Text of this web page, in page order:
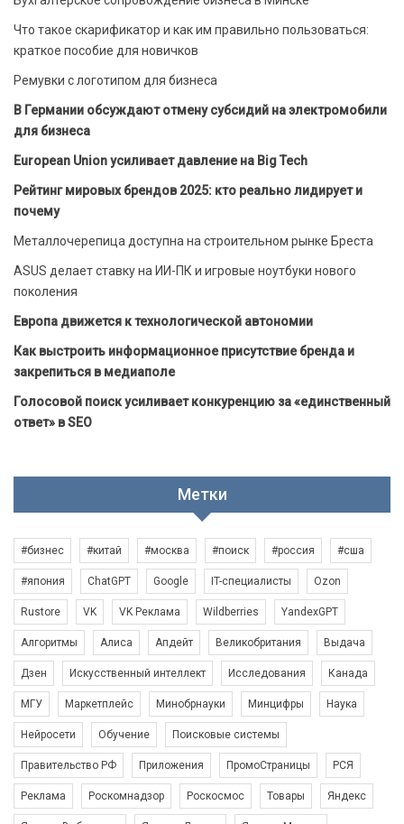
Что такое скарификатор и как им правильно пользоваться:
краткое пособие для новичков
Ремувки с логотипом для бизнеса
В Германии обсуждают отмену субсидий на электромобили
для бизнеса
European Union усиливает давление на Big Tech
Рейтинг мировых брендов 2025: кто реально лидирует и
почему
Металлочерепица доступна на строительном рынке Бреста
ASUS делает ставку на ИИ-ПК и игровые ноутбуки нового
поколения
Европа движется к технологической автономии
Как выстроить информационное присутствие бренда и
закрепиться в медиаполе
Голосовой поиск усиливает конкуренцию за «единственный
ответ» в SEO
Метки
#бизнес #китай #москва #поиск #россия #сша
#япония ChatGPT Google IT-специалисты Ozon
Rustore VK VK Реклама Wildberries YandexGPT
Алгоритмы Алиса Апдейт Великобритания Выдача
Дзен Искусственный интеллект Исследования Канада
МГУ Маркетплейс Минобрнауки Минцифры Наука
Нейросети Обучение Поисковые системы
Правительство РФ Приложения ПромоСтраницы РСЯ
Реклама Роскомнадзор Роскосмос Товары Яндекс